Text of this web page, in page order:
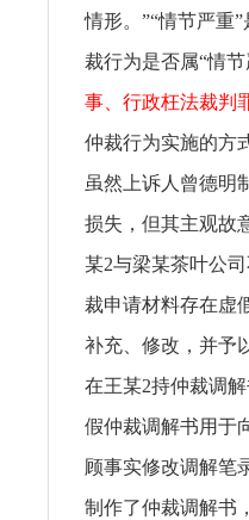
情形。”“情节严重
裁行为是否属“情
事、行政枉法裁判
仲裁行为实施的方
虽然上诉人曾德明
损失，但其主观故
某2与梁某茶叶公
裁申请材料存在虚
补充、修改，并予
在王某2持仲裁调
假仲裁调解书用于
顾事实修改调解笔
制作了仲裁调解书